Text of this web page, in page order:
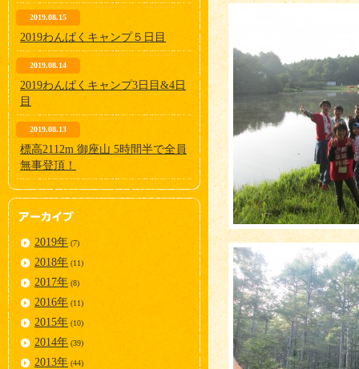
2019.08.15
2019わんぱくキャンプ５日目
2019.08.14
2019わんぱくキャンプ3日目&4日
目
2019.08.13
標高2112m 御座山 5時間半で全員
無事登頂！
2019年 (7)
2018年 (11)
2017年 (8)
2016年 (11)
2015年 (10)
2014年 (39)
2013年 (44)